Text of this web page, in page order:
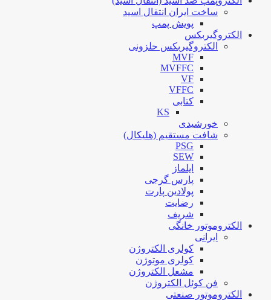
ساخت ایران انتقال اسید
پویش پمپ
الکتروگیربکس
الکتروگیربکس حلزونی
MVF
MVFFC
VF
VFFC
کتابی
KS
خورشیدی
شافت مستقیم (هلیکال)
PSG
SEW
ایلماز
پارس گرجی
پولادین پارت
رضایت
شریف
الکتروموتور خانگی
ایرانی
کولری الکتروژن
کولری موتوژن
مشعل الکتروژن
فن کوئل الکتروژن
الکتروموتور صنعتی